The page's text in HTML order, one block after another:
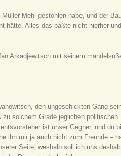
Mehl gestohlen habe, und der
hätte. Alles das paßte nicht hierher
Arkadjewitsch mit seinem
den ungeschickten Gang
solchem Grade jeglichen
ist unser Gegner, und
ihn mir ja auch nicht zum Freunde –
Seite, weshalb soll ich uns